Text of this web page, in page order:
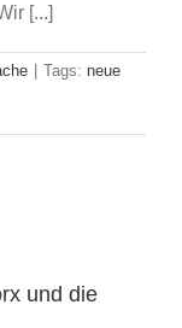
[...]
Tags: neue
und die